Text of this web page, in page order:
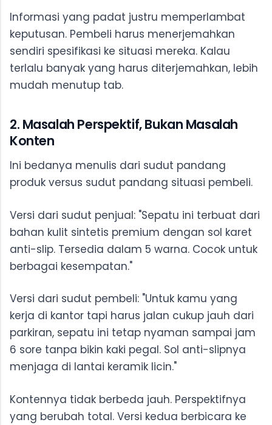
Informasi yang padat justru memperlambat
keputusan. Pembeli harus menerjemahkan
sendiri spesifikasi ke situasi mereka. Kalau
terlalu banyak yang harus diterjemahkan, lebih
mudah menutup tab.
2. Masalah Perspektif, Bukan Masalah
Konten
Ini bedanya menulis dari sudut pandang
produk versus sudut pandang situasi pembeli.
Versi dari sudut penjual: "Sepatu ini terbuat dari
bahan kulit sintetis premium dengan sol karet
anti-slip. Tersedia dalam 5 warna. Cocok untuk
berbagai kesempatan."
Versi dari sudut pembeli: "Untuk kamu yang
kerja di kantor tapi harus jalan cukup jauh dari
parkiran, sepatu ini tetap nyaman sampai jam
6 sore tanpa bikin kaki pegal. Sol anti-slipnya
menjaga di lantai keramik licin."
Kontennya tidak berbeda jauh. Perspektifnya
yang berubah total. Versi kedua berbicara ke